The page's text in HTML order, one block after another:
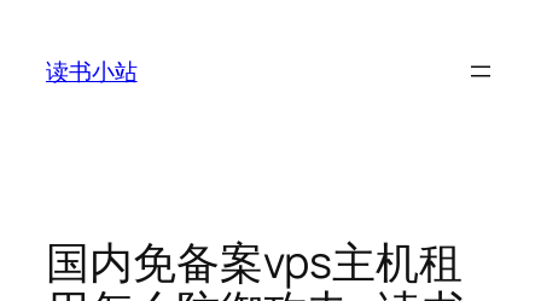
读书小站
国内免备案vps主机租